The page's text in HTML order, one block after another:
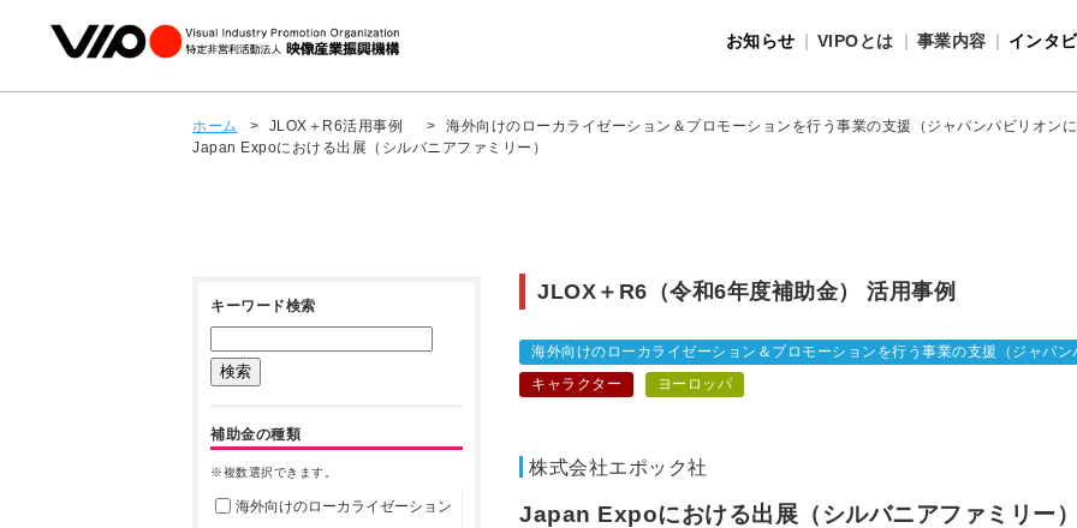
お知らせ VIPOとは
VIPOとは
事業内容
インタ
ホーム > JLOX＋R6活用事例 > 海外向けのローカライゼーション＆プロモーションを行う事業の支援（ジャパンパビリオンに
Japan Expoにおける出展（シルバニアファミリー）
JLOX＋R6（令和6年度補助金） 活用事例
海外向けのローカライゼーション＆プロモーションを行う事業の支援（ジャパン
キャラクター
ヨーロッパ
株式会社エポック社
Japan Expoにおける出展（シルバニアファミリー）
キーワード検索
補助金の種類
※複数選択できます。
海外向けのローカライゼーション